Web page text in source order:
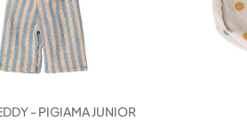
- PIGIAMA JUNIOR